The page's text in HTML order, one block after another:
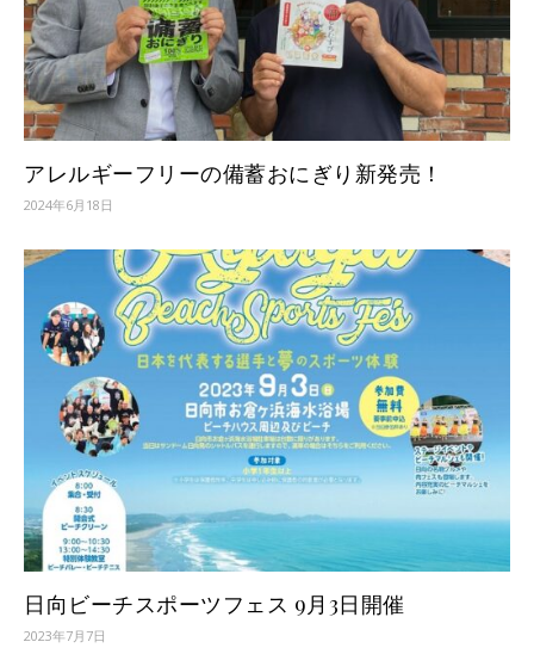
アレルギーフリーの備蓄おにぎり新発売！
2024年6月18日
日向ビーチスポーツフェス 9月3日開催
2023年7月7日